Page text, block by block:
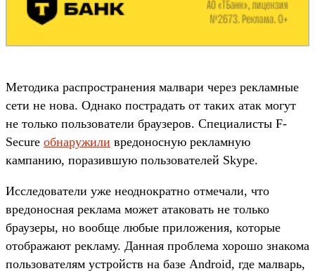
Методика распространения малвари через рекламные
сети не нова. Однако пострадать от таких атак могут
не только пользователи браузеров. Специалисты F-
Secure обнаружили вредоносную рекламную
кампанию, поразившую пользователей Skype.
Исследователи уже неоднократно отмечали, что
вредоносная реклама может атаковать не только
браузеры, но вообще любые приложения, которые
отображают рекламу. Данная проблема хорошо знакома
пользователям устройств на базе Android, где малварь,